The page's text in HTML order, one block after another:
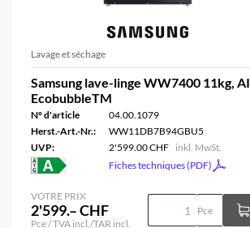
Lavage et séchage
Samsung lave-linge WW7400 11kg, AI
EcobubbleTM
N° d'article
04.00.1079
Herst.-Art.-Nr.:
WW11DB7B94GBU5
UVP:
2'599.00 CHF inkl. MwSt.
Fiches techniques (PDF)
VOTRE PRIX
2'599.– CHF
Pce / TVA incl./TAR incl.
Pce